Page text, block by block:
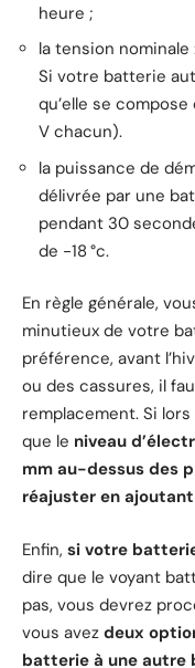
heure ;
la tension
Si votre batterie
qu’elle se
V chacun).
la puissance de
délivrée par une
pendant 30
de -18 °c.
En règle générale,
minutieux de votre
préférence, avant
ou des cassures, il
remplacement. Si
que le niveau
mm au-dessus des
réajuster en
Enfin, si votre
dire que le voyant
pas, vous devrez
vous avez deux
batterie à une autre